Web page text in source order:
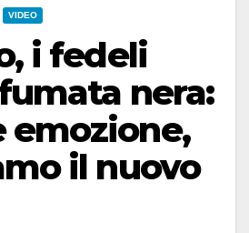
VIDEO
i fedeli
nera:
emozione,
il nuovo